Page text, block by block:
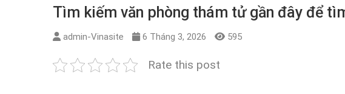
Tìm kiếm văn phòng thám tử gần đây để
admin-Vinasite 6 Tháng 3, 2026 595
Rate this post